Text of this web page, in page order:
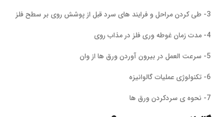
3- طی کردن مراحل و فرایند های سرد قبل از پوشش روی بر سطح فلز
4- مدت زمان غوطه وری فلز در مذاب روی
5- سرعت العمل در بیرون آوردن ورق ها از وان
6- تکنولوژی عملیات گالوانیزه
7- نحوه ی سردکردن ورق ها